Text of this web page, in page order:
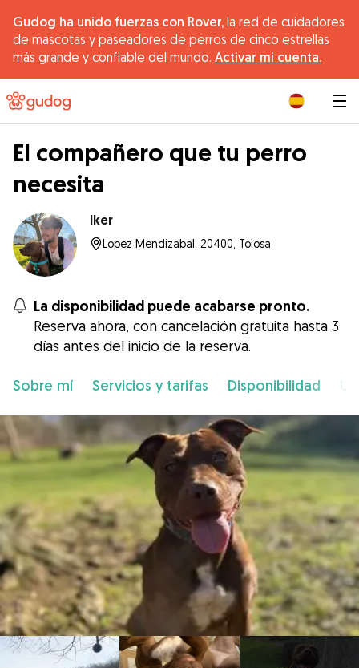
Gudog ha unido fuerzas con Rover, la red de cuidadores
de mascotas y paseadores de perros de cinco estrellas
más grande y confiable del mundo. Activar mi cuenta.
El compañero que tu perro
necesita
Iker
Lopez Mendizabal, 20400, Tolosa
La disponibilidad puede acabarse pronto.
Reserva ahora, con cancelación gratuita hasta 3
días antes del inicio de la reserva.
Sobre mí Servicios y tarifas Disponibilidad